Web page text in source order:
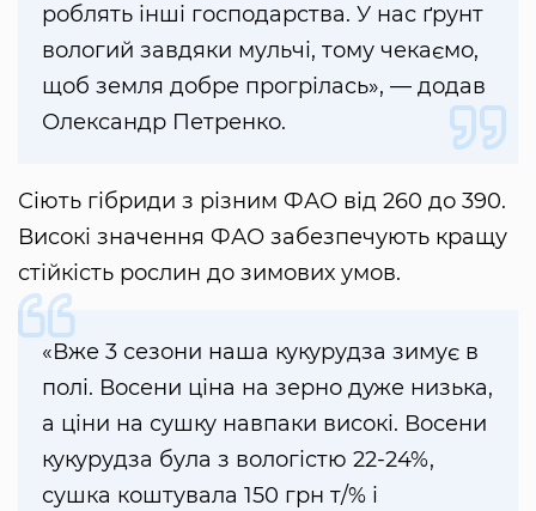
роблять інші господарства. У нас ґрунт
вологий завдяки мульчі, тому чекаємо,
щоб земля добре прогрілась», — додав
Олександр Петренко.
Сіють гібриди з різним ФАО від 260 до 390.
Високі значення ФАО забезпечують кращу
стійкість рослин до зимових умов.
«Вже 3 сезони наша кукурудза зимує в
полі. Восени ціна на зерно дуже низька,
а ціни на сушку навпаки високі. Восени
кукурудза була з вологістю 22-24%,
сушка коштувала 150 грн т/% і